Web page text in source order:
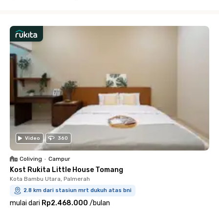
Video 360
Coliving • Campur
Kost Rukita Little House Tomang
Kota Bambu Utara, Palmerah
2.8 km dari stasiun mrt dukuh atas bni
mulai dari Rp2.468.000 /bulan